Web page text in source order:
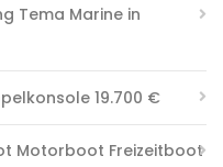
Tema Marine in
19.700 €
Motorboot Freizeitboot